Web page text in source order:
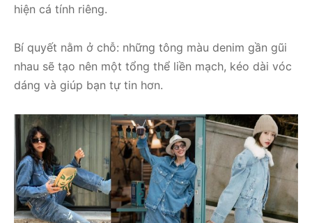
hiện cá tính riêng.
Bí quyết nằm ở chỗ: những tông màu denim gần gũi
nhau sẽ tạo nên một tổng thể liền mạch, kéo dài vóc
dáng và giúp bạn tự tin hơn.